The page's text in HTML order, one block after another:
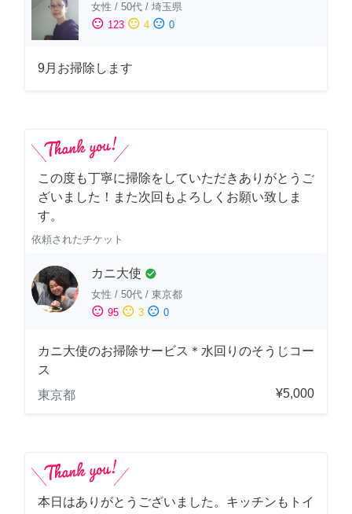
女性 / 50代 / 埼玉県
sentiment_satisfied 123 sentiment_neutral 4 sentiment_dissatisfied 0
9月お掃除します
この度も丁寧に掃除をしていただきありがとうご
ざいました！また次回もよろしくお願い致しま
す。
依頼されたチケット
カニ大使 check_circle
女性 / 50代 / 東京都
sentiment_satisfied 95 sentiment_neutral 3 sentiment_dissatisfied 0
カニ大使のお掃除サービス＊水回りのそうじコー
ス
東京都
¥5,000
本日はありがとうございました。キッチンもトイ